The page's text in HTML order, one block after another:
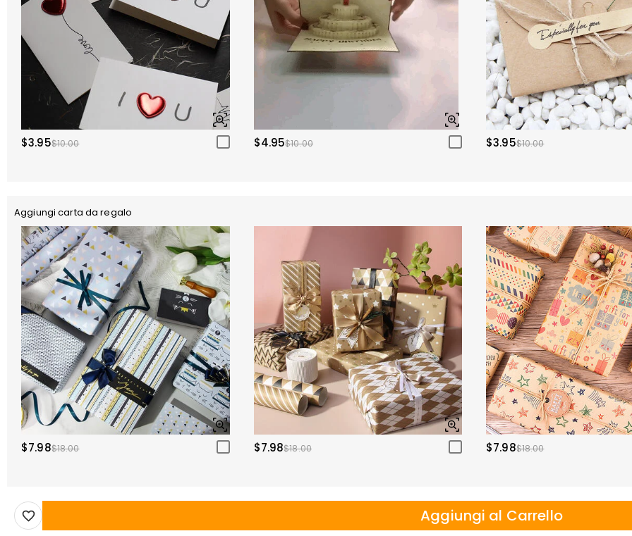
$3.95$10.00 $4.95$10.00 $3.95$10.00
Aggiungi carta da regalo
$7.98$18.00 $7.98$18.00 $7.98$18.00
Aggiungi al Carrello